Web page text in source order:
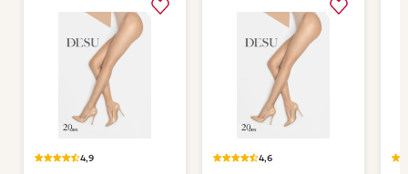
4,9 4,6